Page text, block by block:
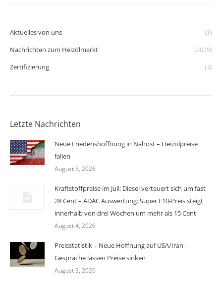
Aktuelles von uns
(3)
Nachrichten zum Heizölmarkt
(2029)
Zertifizierung
(3)
Letzte Nachrichten
Neue Friedenshoffnung in Nahost – Heizölpreise
fallen
August 5, 2026
Kraftstoffpreise im Juli: Diesel verteuert sich um fast
28 Cent – ADAC Auswertung: Super E10-Preis steigt
innerhalb von drei Wochen um mehr als 15 Cent
August 4, 2026
Preisstatistik – Neue Hoffnung auf USA/Iran-
Gespräche lassen Preise sinken
August 3, 2026